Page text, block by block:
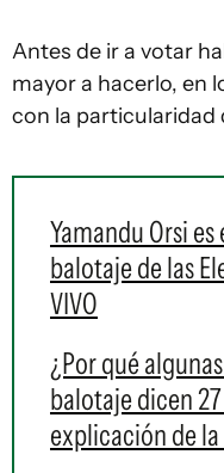
Antes de ir a votar
mayor a hacerlo, en
con la particularidad
Yamandu Orsi
balotaje de las
VIVO
¿Por qué
balotaje dicen
explicación de